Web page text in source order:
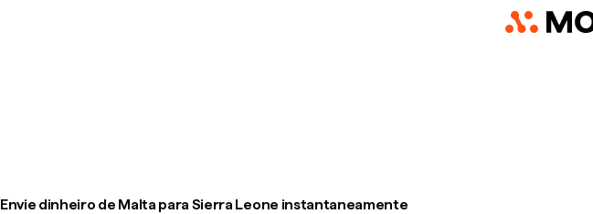
Envie dinheiro de Malta para Sierra Leone instantaneamente